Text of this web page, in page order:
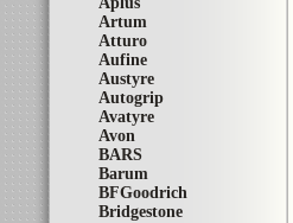
Artum
Atturo
Aufine
Austyre
Autogrip
Avatyre
Avon
BARS
Barum
BFGoodrich
Bridgestone